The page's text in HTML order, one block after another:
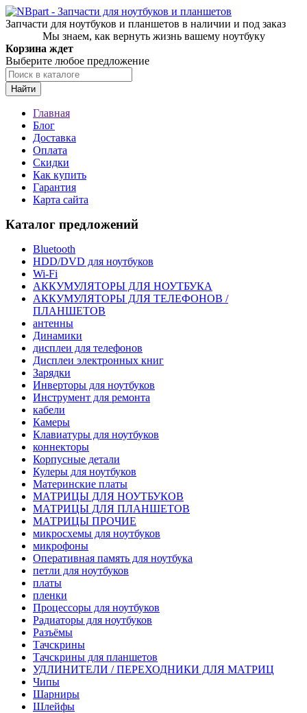
Запчасти для ноутбуков и планшетов в наличии и под заказ
Мы знаем, как вернуть жизнь вашему ноутбуку
Корзина ждет
Выберите любое предложение
Найти
Главная
Блог
Доставка
Оплата
Скидки
Как купить
Гарантия
Карта сайта
Каталог предложений
Bluetooth
HDD/DVD для ноутбуков
Wi-Fi
АККУМУЛЯТОРЫ ДЛЯ НОУТБУКА
АККУМУЛЯТОРЫ ДЛЯ ТЕЛЕФОНОВ /
ПЛАНШЕТОВ
антенны
Динамики
дисплеи для телефонов
Дисплеи электронных книг
Зарядки
Инверторы для ноутбуков
Инструмент для ремонта
кабели
Камеры
Клавиатуры для ноутбуков
коннекторы
Корпусные детали
Кулеры для ноутбуков
Материнские платы
МАТРИЦЫ ДЛЯ НОУТБУКОВ
МАТРИЦЫ ДЛЯ ПЛАНШЕТОВ
МАТРИЦЫ ПРОЧИЕ
микросхемы для ноутбуков
микрофоны
Оперативная память для ноутбука
петли для ноутбуков
платы
пленки
Процессоры для ноутбуков
Радиаторы для ноутбуков
Разъёмы
Тачскрины
Тачскрины для планшетов
УДЛИНИТЕЛИ / ПЕРЕХОДНИКИ ДЛЯ МАТРИЦ
Чипы
Шарниры
Шлейфы